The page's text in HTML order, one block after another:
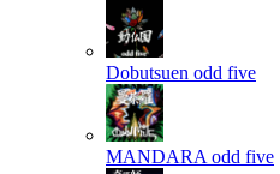
Dobutsuen odd five
MANDARA odd five